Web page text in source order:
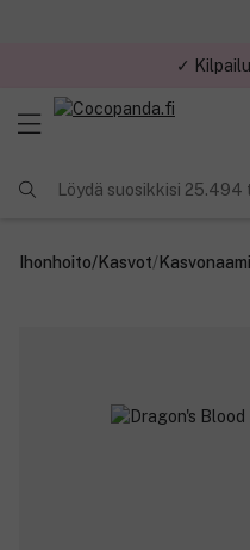
✓
Löydä suosikkisi
Ihonhoito/Kasvot/